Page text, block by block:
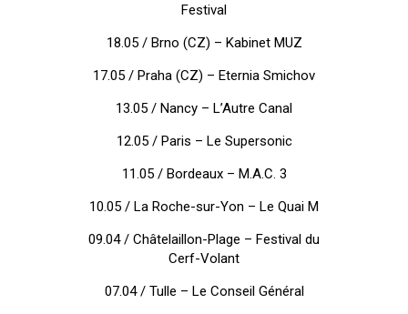
Festival
18.05 / Brno (CZ) – Kabinet MUZ
17.05 / Praha (CZ) – Eternia Smichov
13.05 / Nancy – L’Autre Canal
12.05 / Paris – Le Supersonic
11.05 / Bordeaux – M.A.C. 3
10.05 / La Roche-sur-Yon – Le Quai M
09.04 / Châtelaillon-Plage – Festival du
Cerf-Volant
07.04 / Tulle – Le Conseil Général